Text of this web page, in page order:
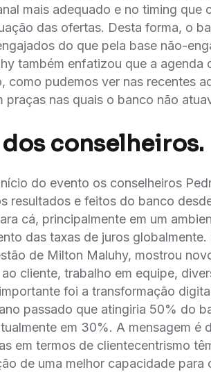
mais adequado e no timing que
das ofertas. Desta forma, o
do que pela base não-
também enfatizou que a agenda
como pudemos ver nas recentes
praças nas quais o banco não
conselheiros.
do evento os conselheiros
resultados e feitos do banco
cá, principalmente em um
das taxas de juros globalmente.
de Milton Maluhy, mostrou
cliente, trabalho em equipe,
foi a transformação
passado que atingiria 50% do
em 30%. A mensagem é
em termos de clientecentrismo
de uma melhor capacidade para